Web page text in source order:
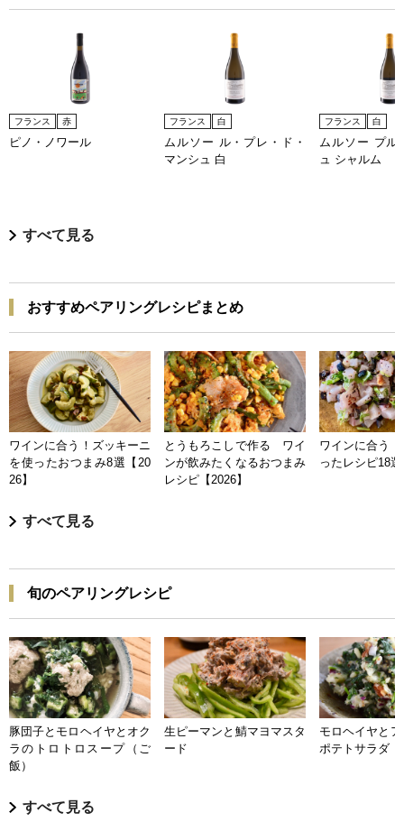
フランス 赤
ピノ・ノワール
フランス 白
ムルソー ル・プレ・ド・
マンシュ 白
フランス 白
ムルソー プル
ュ シャルム
すべて見る
おすすめペアリングレシピまとめ
ワインに合う！ズッキーニ
を使ったおつまみ8選【20
26】
とうもろこしで作る ワイ
ンが飲みたくなるおつまみ
レシピ【2026】
ワインに合う
ったレシピ18
すべて見る
旬のペアリングレシピ
豚団子とモロヘイヤとオク
ラのトロトロスープ（ご
飯）
生ピーマンと鯖マヨマスタ
ード
モロヘイヤと
ポテトサラダ
すべて見る